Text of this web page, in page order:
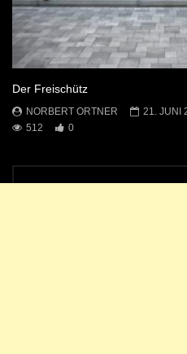
Der Freischütz
NORBERT ORTNER
21. JUNI
512
0